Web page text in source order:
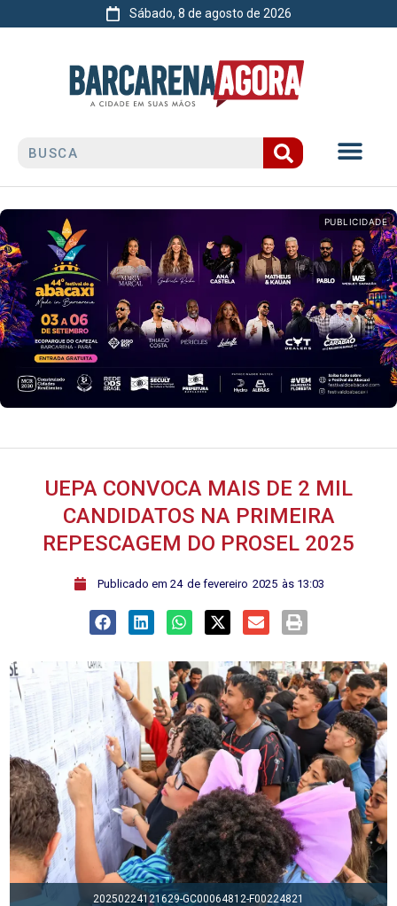
Sábado, 8 de agosto de 2026
PUBLICIDADE
UEPA CONVOCA MAIS DE 2 MIL
CANDIDATOS NA PRIMEIRA
REPESCAGEM DO PROSEL 2025
ﾠPublicado em 24 de fevereiro 2025 às 13:03
20250224121629-GC00064812-F00224821